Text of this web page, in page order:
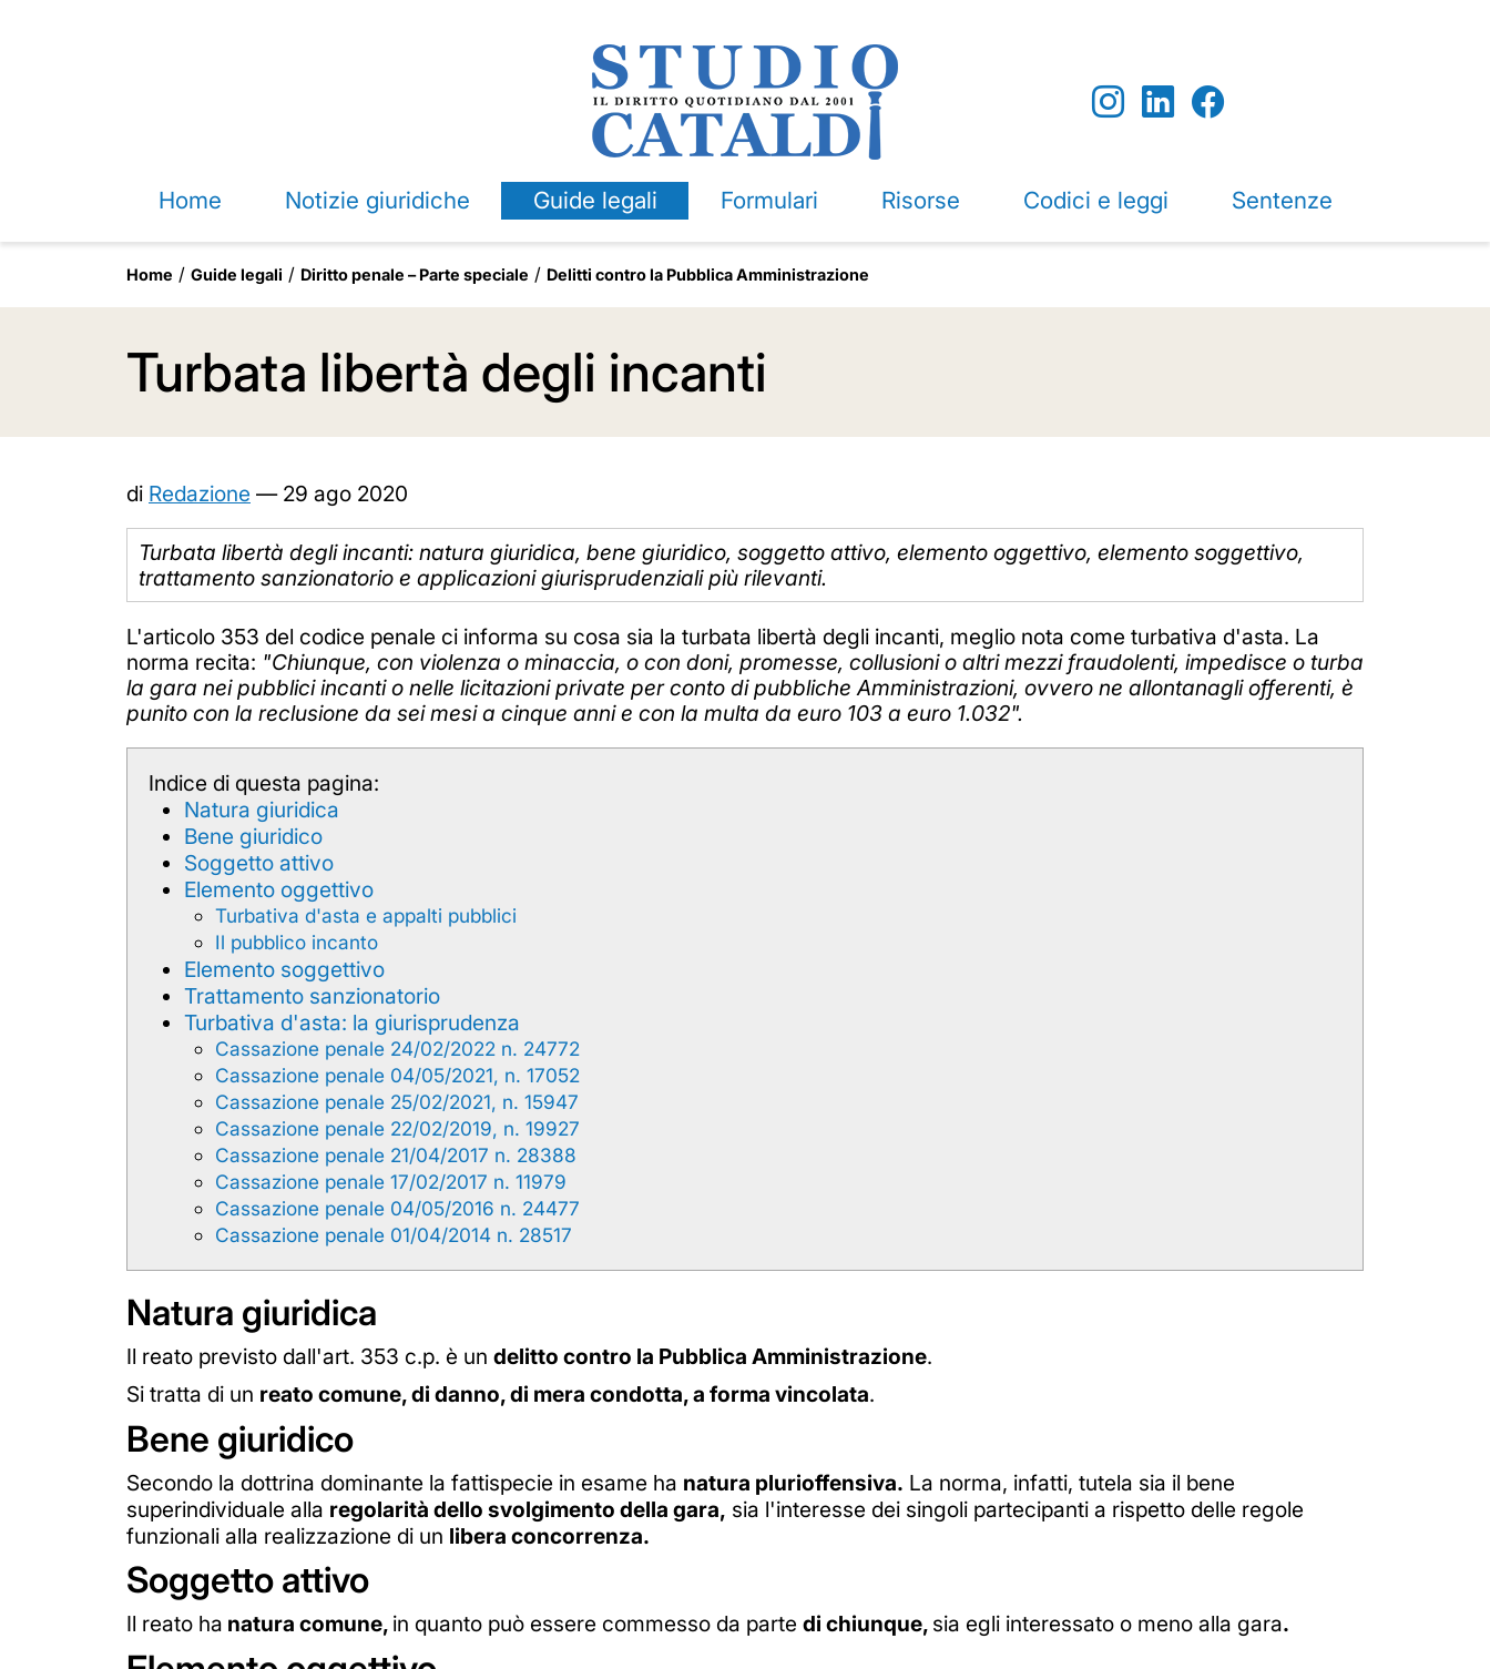
Home Notizie giuridiche Guide legali Formulari Risorse Codici e leggi Sentenze
Home Guide legali Diritto penale – Parte speciale Delitti contro la Pubblica Amministrazione
Turbata libertà degli incanti
di Redazione — 29 ago 2020
Turbata libertà degli incanti: natura giuridica, bene giuridico, soggetto attivo, elemento oggettivo, elemento soggettivo,
trattamento sanzionatorio e applicazioni giurisprudenziali più rilevanti.
L'articolo 353 del codice penale ci informa su cosa sia la turbata libertà degli incanti, meglio nota come turbativa d'asta. La
norma recita: "Chiunque, con violenza o minaccia, o con doni, promesse, collusioni o altri mezzi fraudolenti, impedisce o turba
la gara nei pubblici incanti o nelle licitazioni private per conto di pubbliche Amministrazioni, ovvero ne allontanagli offerenti, è
punito con la reclusione da sei mesi a cinque anni e con la multa da euro 103 a euro 1.032".
Indice di questa pagina:
Natura giuridica
Bene giuridico
Soggetto attivo
Elemento oggettivo
Turbativa d'asta e appalti pubblici
Il pubblico incanto
Elemento soggettivo
Trattamento sanzionatorio
Turbativa d'asta: la giurisprudenza
Cassazione penale 24/02/2022 n. 24772
Cassazione penale 04/05/2021, n. 17052
Cassazione penale 25/02/2021, n. 15947
Cassazione penale 22/02/2019, n. 19927
Cassazione penale 21/04/2017 n. 28388
Cassazione penale 17/02/2017 n. 11979
Cassazione penale 04/05/2016 n. 24477
Cassazione penale 01/04/2014 n. 28517
Natura giuridica
Il reato previsto dall'art. 353 c.p. è un delitto contro la Pubblica Amministrazione.
Si tratta di un reato comune, di danno, di mera condotta, a forma vincolata.
Bene giuridico
Secondo la dottrina dominante la fattispecie in esame ha natura plurioffensiva. La norma, infatti, tutela sia il bene
superindividuale alla regolarità dello svolgimento della gara, sia l'interesse dei singoli partecipanti a rispetto delle regole
funzionali alla realizzazione di un libera concorrenza.
Soggetto attivo
Il reato ha natura comune, in quanto può essere commesso da parte di chiunque, sia egli interessato o meno alla gara.